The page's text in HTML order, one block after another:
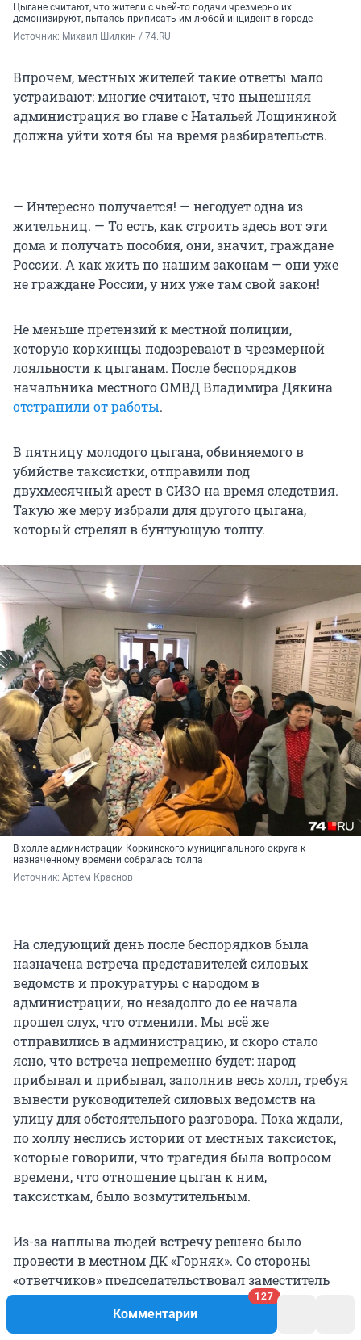
Комментарии
127
Цыгане считают, что жители с чьей-то подачи чрезмерно их
демонизируют, пытаясь приписать им любой инцидент в городе
Источник: Михаил Шилкин / 74.RU
Впрочем, местных жителей такие ответы мало
устраивают: многие считают, что нынешняя
администрация во главе с Натальей Лощининой
должна уйти хотя бы на время разбирательств.
— Интересно получается! — негодует одна из
жительниц. — То есть, как строить здесь вот эти
дома и получать пособия, они, значит, граждане
России. А как жить по нашим законам — они уже
не граждане России, у них уже там свой закон!
Не меньше претензий к местной полиции,
которую коркинцы подозревают в чрезмерной
лояльности к цыганам. После беспорядков
начальника местного ОМВД Владимира Дякина
отстранили от работы.
В пятницу молодого цыгана, обвиняемого в
убийстве таксистки, отправили под
двухмесячный арест в СИЗО на время следствия.
Такую же меру избрали для другого цыгана,
который стрелял в бунтующую толпу.
В холле администрации Коркинского муниципального округа к
назначенному времени собралась толпа
Источник: Артем Краснов
На следующий день после беспорядков была
назначена встреча представителей силовых
ведомств и прокуратуры с народом в
администрации, но незадолго до ее начала
прошел слух, что отменили. Мы всё же
отправились в администрацию, и скоро стало
ясно, что встреча непременно будет: народ
прибывал и прибывал, заполнив весь холл, требуя
вывести руководителей силовых ведомств на
улицу для обстоятельного разговора. Пока ждали,
по холлу неслись истории от местных таксисток,
которые говорили, что трагедия была вопросом
времени, что отношение цыган к ним,
таксисткам, было возмутительным.
Из-за наплыва людей встречу решено было
провести в местном ДК «Горняк». Со стороны
«ответчиков» председательствовал заместитель
генпрокурора РФ Сергей Зайцев, и ему удалось
держать ситуацию под контролем: где-то он